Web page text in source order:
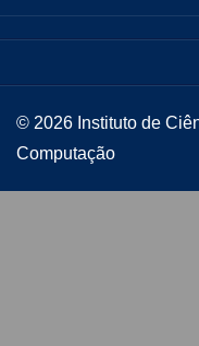
© 2026 Instituto de
Computação